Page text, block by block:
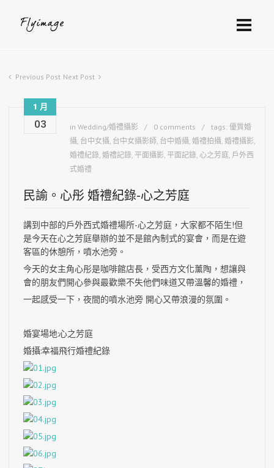
Previous Post Next Post
1 月
03 in Wedding/婚禮攝影 0 comments tags: 優質婚
攝, 台中女攝, 台中女攝影師, 台中婚攝, 婚禮拍攝, 婚禮攝影,
婚禮紀錄, 婚禮記錄, 平面攝影, 平面記錄, 心之芳庭, 戶外西
式婚禮
民諭。心彤 婚禮紀錄-心之芳庭
講到中部的戶外西式婚禮場所-心之芳庭，大家都不陌生!但
是今天在心之芳庭舉辦的並不是館內制式的宴會， 而是在遊
客區的休憩所，噴水池旁。
今天的女主角心彤是咖啡館店長，受西方文化薰陶，想讓與
會的朋友們開心參與最歡樂不失他們味道又帶溫馨的婚禮，
一起感受一下，夜間的噴水池旁 開心又帶浪漫的氛圍。
婚宴場地:心之芳庭
婚攝:幸福飛行婚禮紀錄